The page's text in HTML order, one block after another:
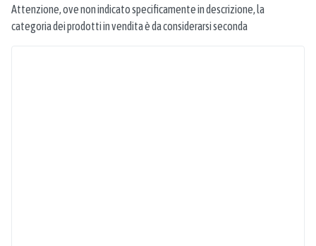
Attenzione, ove non indicato specificamente in descrizione, la
categoria dei prodotti in vendita è da considerarsi seconda